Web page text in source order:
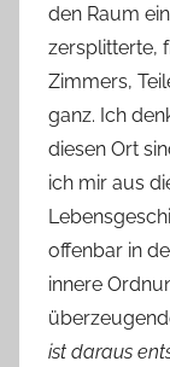
den Raum
zersplitterte,
Zimmers,
ganz. Ich
diesen Ort
ich mir aus
offenbar in
innere
ist daraus